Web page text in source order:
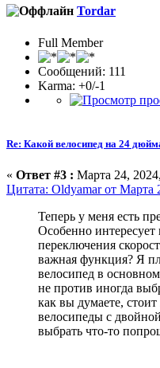
Tordar
Full Member
Сообщений: 111
Karma: +0/-1
Re: Какой велосипед на 24
« Ответ #3 : Марта 24,
Цитата: Oldyamar от Марта
Теперь у меня есть
Особенно интересует
переключения
важная функция? Я
велосипед в
не против иногда
как вы думаете,
велосипеды с
выбрать что-то